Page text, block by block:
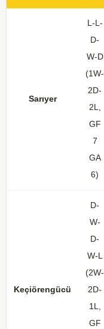
Sarıyer
L-L-
D-
W-D
(1W-
2D-
2L,
GF
7
GA
6)
Keçiörengücü
D-
W-
D-
W-L
(2W-
2D-
1L,
GF